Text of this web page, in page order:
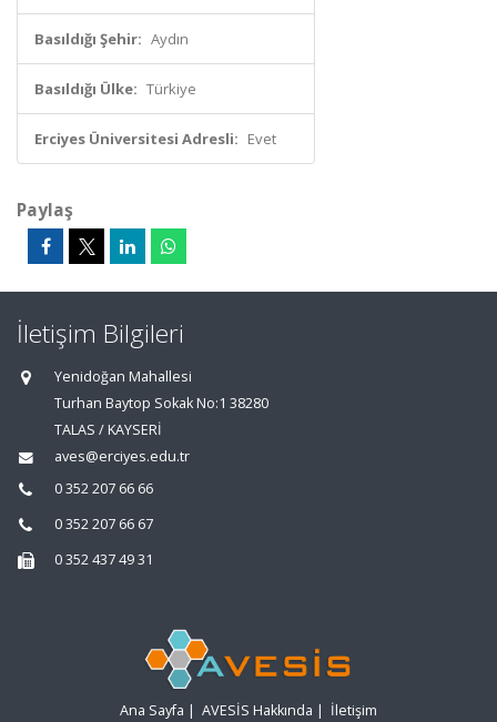
Basıldığı Şehir: Aydın
Basıldığı Ülke: Türkiye
Erciyes Üniversitesi Adresli: Evet
Paylaş
İletişim Bilgileri
Yenidoğan Mahallesi
Turhan Baytop Sokak No:1 38280
TALAS / KAYSERİ
aves@erciyes.edu.tr
0 352 207 66 66
0 352 207 66 67
0 352 437 49 31
Ana Sayfa | AVESİS Hakkında | İletişim